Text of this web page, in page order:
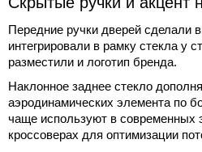
Передние ручки дверей сделали
интегрировали в рамку стекла у
разместили и логотип бренда.
Наклонное заднее стекло
аэродинамических элемента по
чаще используют в современных
кроссоверах для оптимизации